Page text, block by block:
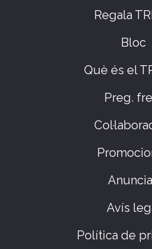
Regala
Bloc
Què és el
Preg.
Avís
Política de